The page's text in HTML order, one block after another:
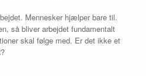
Mennesker hjælper bare til.
så bliver arbejdet fundamentalt
skal følge med. Er det ikke et